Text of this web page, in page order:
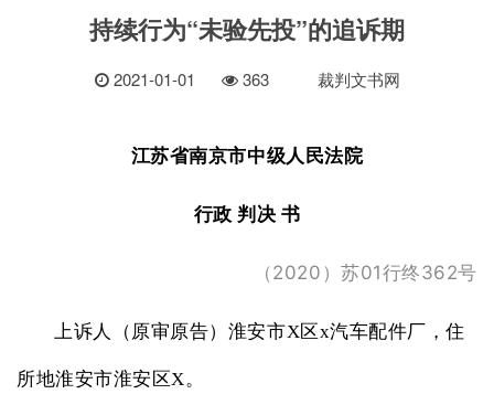
持续行为“未验先投”的追诉期
2021-01-01 363 裁判文书网
江苏省南京市中级人民法院
行政 判决 书
（ 2020 ）苏01行终362号
上诉人（原审原告）淮安市X区x汽车配件厂，住
所地淮安市淮安区X。